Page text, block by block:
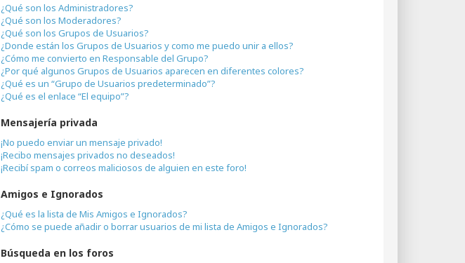
¿Qué son los Administradores?
¿Qué son los Moderadores?
¿Qué son los Grupos de Usuarios?
¿Donde están los Grupos de Usuarios y como me puedo unir a ellos?
¿Cómo me convierto en Responsable del Grupo?
¿Por qué algunos Grupos de Usuarios aparecen en diferentes colores?
¿Qué es un “Grupo de Usuarios predeterminado”?
¿Qué es el enlace “El equipo”?
Mensajería privada
¡No puedo enviar un mensaje privado!
¡Recibo mensajes privados no deseados!
¡Recibí spam o correos maliciosos de alguien en este foro!
Amigos e Ignorados
¿Qué es la lista de Mis Amigos e Ignorados?
¿Cómo se puede añadir o borrar usuarios de mi lista de Amigos e Ignorados?
Búsqueda en los foros